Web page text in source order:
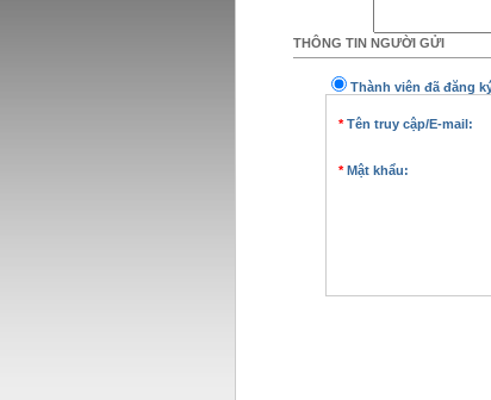
THÔNG TIN NGƯỜI GỬI
Thành viên đã đăng
*Tên truy cập/E-mail:
* Mật khẩu: